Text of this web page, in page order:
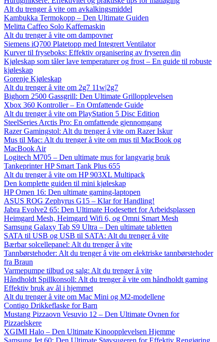
Alt du trenger å vite om avkalkingsmiddel
Kambukka Termokopp – Den Ultimate Guiden
Melitta Caffeo Solo Kaffemaskin
Alt du trenger å vite om dampovner
Siemens iQ700 Platetopp med Integrert Ventilator
Kurver til fryseboks: Effektiv organisering av fryseren din
Kjøleskap som tåler lave temperaturer og frost – En guide til robuste
kjøleskap
Gorenje Kjøleskap
Alt du trenger å vite om 2g7 11w|2g7
Bighorn 2500 Gassgrill: Den Ultimate Grillopplevelsen
Xbox 360 Kontroller – En Omfattende Guide
Alt du trenger å vite om PlayStation 5 Disc Edition
SteelSeries Arctis Pro: En omfattende gjennomgang
Razer Gamingstol: Alt du trenger å vite om Razer Iskur
Mus til Mac: Alt du trenger å vite om mus til MacBook og
MacBook Air
Logitech M705 – Den ultimate mus for langvarig bruk
Tankeprinter HP Smart Tank Plus 655
Alt du trenger å vite om HP 903XL Multipack
Den komplette guiden til mini kjøleskap
HP Omen 16: Den ultimate gaming-laptopen
ASUS ROG Zephyrus G15 – Klar for Handling!
Jabra Evolve2 65: Den Ultimate Hodesettet for Arbeidsplassen
Heimgard Mesh, Heimgard Wifi 6, og Omni Smart Mesh
Samsung Galaxy Tab S9 Ultra – Den ultimate tabletten
SATA til USB og USB til SATA: Alt du trenger å vite
Bærbar solcellepanel: Alt du trenger å vite
Tannbørstehoder: Alt du trenger å vite om elektriske tannbørstehoder
fra Braun
Varmepumpe tilbud og salg: Alt du trenger å vite
Håndholdt Spillkonsoll: Alt du trenger å vite om håndholdt gaming
Effektiv bruk av ål i hjemmet
Alt du trenger å vite om Mac Mini og M2-modellene
Contigo Drikkeflaske for Barn
Mustang Pizzaovn Vesuvio 12 – Den Ultimate Ovnen for
Pizzaelskere
XGIMI Halo – Den Ultimate Kinoopplevelsen Hjemme
Samsung Jet 60: Den Ultimate Støvsugeren for Effektiv Rengjøring